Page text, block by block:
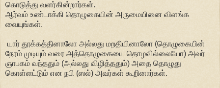
கொடுத்து வளர்கின்றார்கள்.
ஆர்வம் உண்டாக்கி தொழுகையின் அருமையினை விளங்க
வையுங்கள்.
யார் தூக்கத்தினாலோ அல்லது மறதியினாலோ (தொழுகையின்
நேரம் முடியும் வரை அத்தொழுகையை தொழவில்லையோ) அவர்
ஞாபகம் வந்ததும் (அல்லது விழித்ததும்) அதை தொழுது
கொள்ளட்டும் என நபி (ஸல்) அவர்கள் கூறினார்கள்.